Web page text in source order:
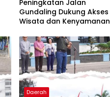
Peningkatan Jalan
Gundaling Dukung Akses
Wisata dan Kenyamanan
Daerah